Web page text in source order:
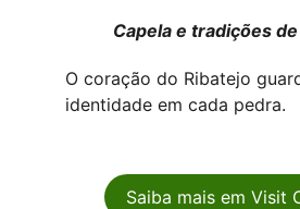
Capela e tradições
O coração do Ribatejo
identidade em cada pedra.
Saiba mais em Visit